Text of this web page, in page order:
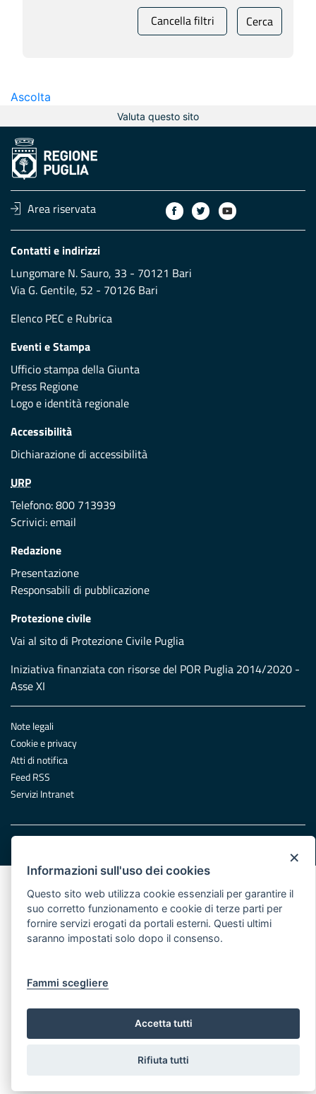
Cancella filtri Cerca
Ascolta
Valuta questo sito
Area riservata
Contatti e indirizzi
Lungomare N. Sauro, 33 - 70121 Bari
Via G. Gentile, 52 - 70126 Bari
Elenco PEC e Rubrica
Eventi e Stampa
Ufficio stampa della Giunta
Press Regione
Logo e identità regionale
Accessibilità
Dichiarazione di accessibilità
URP
Telefono: 800 713939
Scrivici:email
Redazione
Presentazione
Responsabili di pubblicazione
Protezione civile
Vai al sito di Protezione Civile Puglia
Iniziativa finanziata con risorse del POR Puglia 2014/2020 -
Asse XI
Note legali
Cookie e privacy
Atti di notifica
Feed RSS
Servizi Intranet
×
Informazioni sull'uso dei cookies
Questo sito web utilizza cookie essenziali per garantire il
suo corretto funzionamento e cookie di terze parti per
fornire servizi erogati da portali esterni. Questi ultimi
saranno impostati solo dopo il consenso.
Fammi scegliere
Accetta tutti
Rifiuta tutti